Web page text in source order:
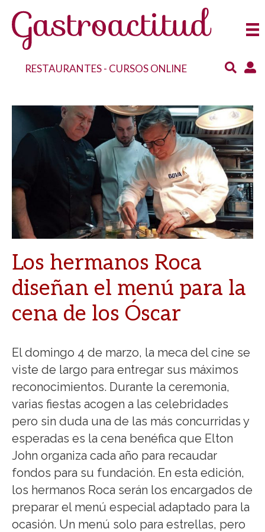
RESTAURANTES- CURSOS ONLINE
Los hermanos Roca
diseñan el menú para la
cena de los Óscar
El domingo 4 de marzo, la meca del cine se
viste de largo para entregar sus máximos
reconocimientos. Durante la ceremonia,
varias fiestas acogen a las celebridades
pero sin duda una de las más concurridas y
esperadas es la cena benéfica que Elton
John organiza cada año para recaudar
fondos para su fundación. En esta edición,
los hermanos Roca serán los encargados de
preparar el menú especial adaptado para la
ocasión. Un menú solo para estrellas, pero